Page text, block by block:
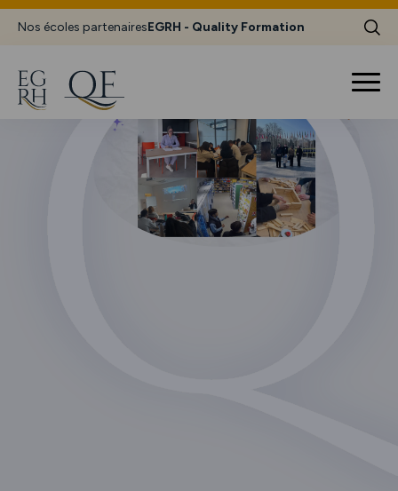
Nos écoles partenairesEGRH - Quality Formation